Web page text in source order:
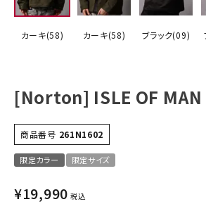
カーキ(58) カーキ(58) ブラック(09)
[Norton] ISLE OF MAN
商品番号 261N1602
限定カラー 限定サイズ
¥19,990 税込